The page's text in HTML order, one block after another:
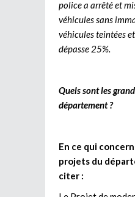
police a arrêté et
véhicules sans
véhicules teintées
dépasse 25%.
Quels sont les
département ?
En ce qui
projets du
citer :